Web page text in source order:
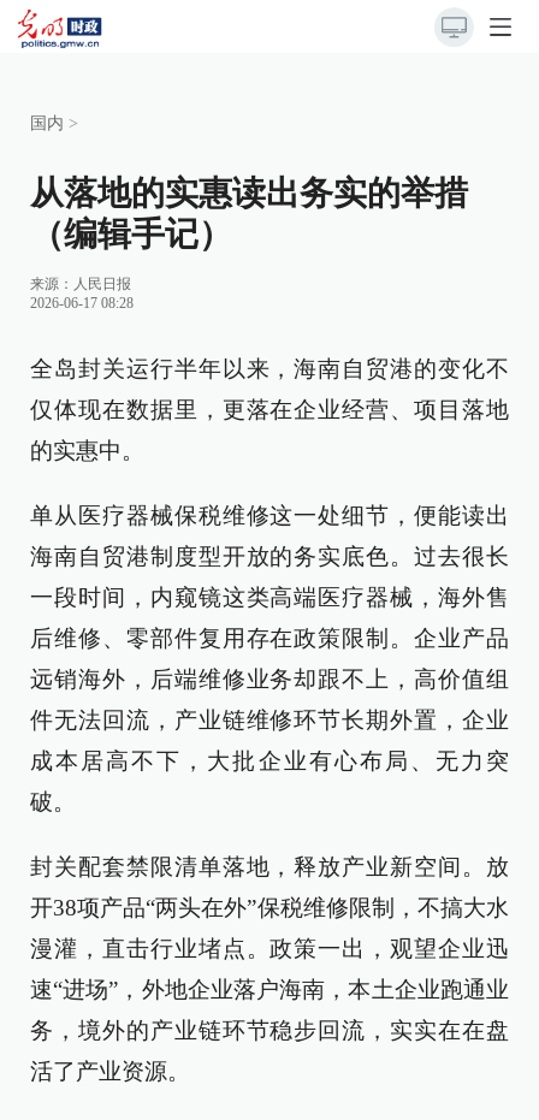
国内 >
从落地的实惠读出务实的举措
（编辑手记）
来源： 人民日报
2026-06-17 08:28
全岛封关运行半年以来，海南自贸港的变化不
仅体现在数据里，更落在企业经营、项目落地
的实惠中。
单从医疗器械保税维修这一处细节，便能读出
海南自贸港制度型开放的务实底色。过去很长
一段时间，内窥镜这类高端医疗器械，海外售
后维修、零部件复用存在政策限制。企业产品
远销海外，后端维修业务却跟不上，高价值组
件无法回流，产业链维修环节长期外置，企业
成本居高不下，大批企业有心布局、无力突
破。
封关配套禁限清单落地，释放产业新空间。放
开38项产品“两头在外”保税维修限制，不搞大水
漫灌，直击行业堵点。政策一出，观望企业迅
速“进场”，外地企业落户海南，本土企业跑通业
务，境外的产业链环节稳步回流，实实在在盘
活了产业资源。